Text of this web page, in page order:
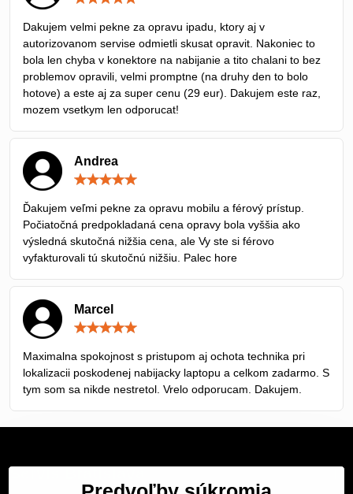
5
Dakujem velmi pekne za opravu ipadu, ktory aj v
autorizovanom servise odmietli skusat opravit. Nakoniec to
bola len chyba v konektore na nabijanie a tito chalani to bez
problemov opravili, velmi promptne (na druhy den to bolo
hotove) a este aj za super cenu (29 eur). Dakujem este raz,
mozem vsetkym len odporucat!
Andrea
5
Ďakujem veľmi pekne za opravu mobilu a férový prístup.
Počiatočná predpokladaná cena opravy bola vyššia ako
výsledná skutočná nižšia cena, ale Vy ste si férovo
vyfakturovali tú skutočnú nižšiu. Palec hore
Marcel
5
Maximalna spokojnost s pristupom aj ochota technika pri
lokalizacii poskodenej nabijacky laptopu a celkom zadarmo. S
tym som sa nikde nestretol. Vrelo odporucam. Dakujem.
Servis Bratislava